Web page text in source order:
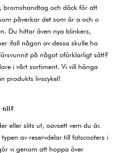
bromshandtag och däck för att
påverkar det som är a och o
Du hittar även nya blinkers,
ifall någon av dessa skulle ha
på något oförklarligt sätt?
i vårt sortiment. Vi vill hänga
produkts livscykel!
till?
eller slits ut, oavsett vem du är.
av reservdelar till fatscooters i
vi genom att hoppa över